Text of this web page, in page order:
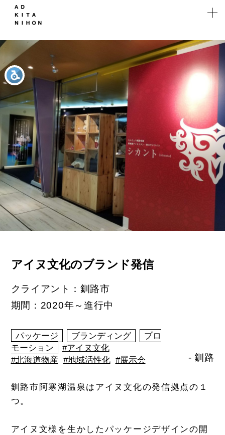
Works
Solution
Company
Recruit
WORKS
WEB
マーケ
ティング
アイヌ文化のブランド発信
クライアント：釧路市
期間：2020年～進行中
パッケージ ブランディング
プロ
モーション
#アイヌ文化
#北海道物産 #地域活性化 #展示会 - 釧路
釧路市阿寒湖温泉はアイヌ文化の発信拠点の１
つ。
アイヌ文様を生かしたパッケージデザインの開